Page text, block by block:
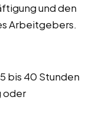
und den
Arbeitgebers.
bis 40 Stunden
oder